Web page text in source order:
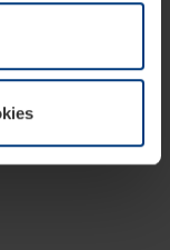
alle andere
Uw
uitleg van de